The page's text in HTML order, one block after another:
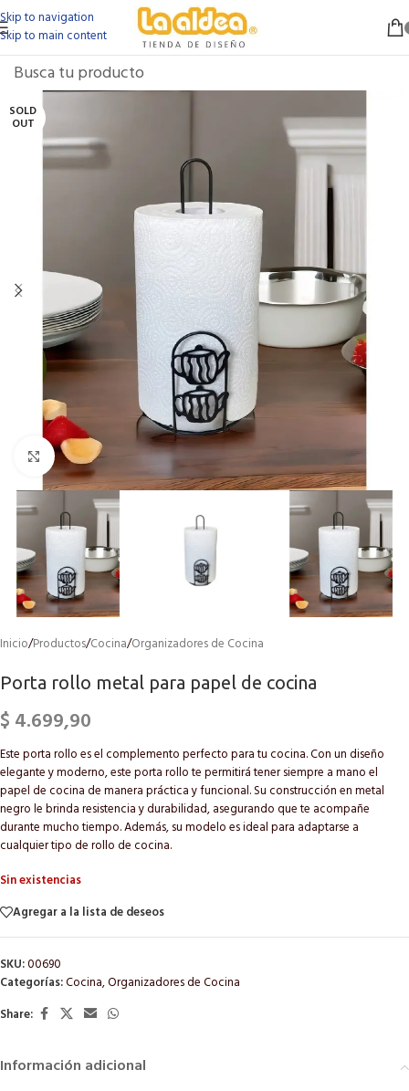
Skip to navigation
Skip to main content
SOLD
OUT
Click to enlarge
Inicio/Productos/Cocina/Organizadores de Cocina
Porta rollo metal para papel de cocina
$ 4.699,90
Este porta rollo es el complemento perfecto para tu cocina. Con un diseño
elegante y moderno, este porta rollo te permitirá tener siempre a mano el
papel de cocina de manera práctica y funcional. Su construcción en metal
negro le brinda resistencia y durabilidad, asegurando que te acompañe
durante mucho tiempo. Además, su modelo es ideal para adaptarse a
cualquier tipo de rollo de cocina.
Sin existencias
Agregar a la lista de deseos
SKU:00690
Categorías:Cocina,Organizadores de Cocina
Share:
Información adicional